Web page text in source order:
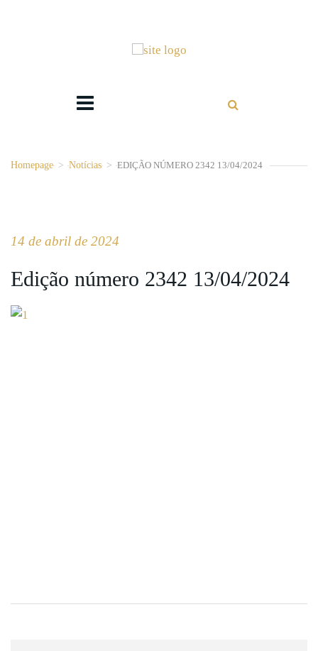
Homepage > Notícias > EDIÇÃO NÚMERO 2342 13/04/2024
14 de abril de 2024
Edição número 2342 13/04/2024